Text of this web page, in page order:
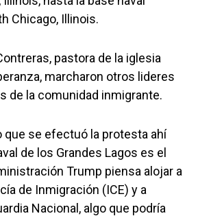
Chicago, Illinois.
pastora de la iglesia
marcharon otros lideres
de la comunidad inmigrante.
que se efectuó la protesta ahí
de los Grandes Lagos es el
Trump piensa alojar a
de Inmigración (ICE) y a
Nacional, algo que podría